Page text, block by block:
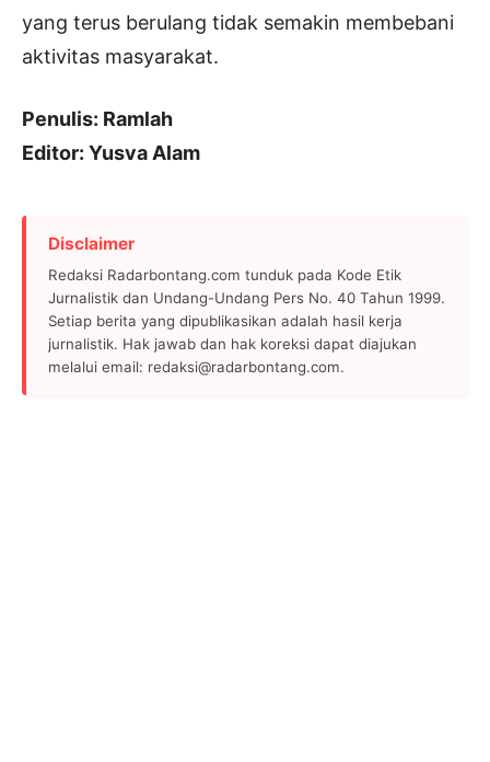
yang terus berulang tidak semakin membebani
aktivitas masyarakat.
Penulis: Ramlah
Editor: Yusva Alam
Disclaimer
Redaksi Radarbontang.com tunduk pada Kode Etik
Jurnalistik dan Undang-Undang Pers No. 40 Tahun 1999.
Setiap berita yang dipublikasikan adalah hasil kerja
jurnalistik. Hak jawab dan hak koreksi dapat diajukan
melalui email: redaksi@radarbontang.com.